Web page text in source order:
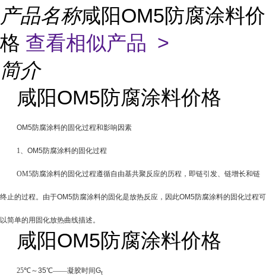
产品名称咸阳OM5防腐涂料价
格 查看相似产品 >
简介
咸阳OM5防腐涂料价格
OM5防腐涂料的固化过程和影响因素
1、 OM5防腐涂料的固化过程
OM5防腐涂料的固化过程遵循自由基共聚反应的历程，即链引发、链增长和链
终止的过程。由于OM5防腐涂料的固化是放热反应，因此OM5防腐涂料的固化过程可
以简单的用固化放热曲线描述。
咸阳OM5防腐涂料价格
25℃～35℃——凝胶时间Gt